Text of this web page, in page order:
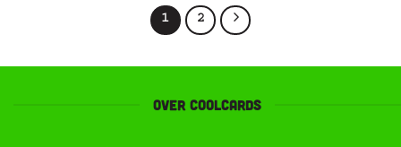
1 2
Over Coolcards